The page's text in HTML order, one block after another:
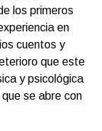
los primeros
en
cuentos y
que este
y psicológica
se abre con